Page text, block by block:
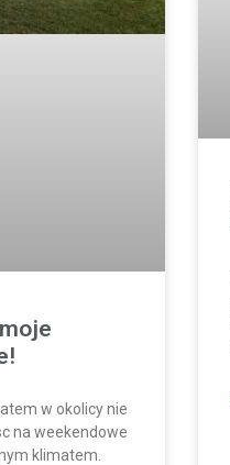
w okolicy nie
na weekendowe
klimatem.